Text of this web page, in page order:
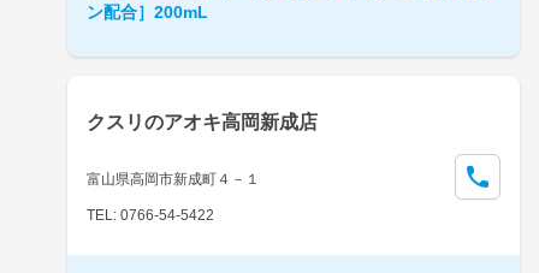
ン配合］200mL
クスリのアオキ高岡新成店
富山県高岡市新成町４－１
TEL: 0766-54-5422